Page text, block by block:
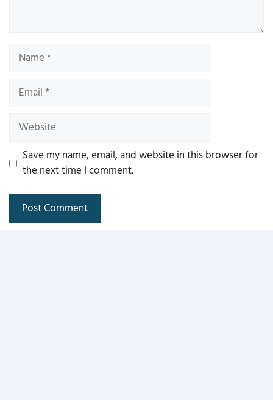
Name
Email
Website
Save my name, email, and website in this browser for
the next time I comment.